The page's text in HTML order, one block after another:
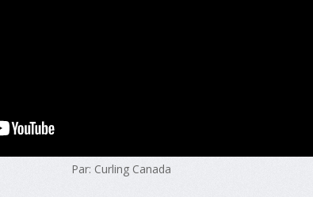
Par: Curling Canada